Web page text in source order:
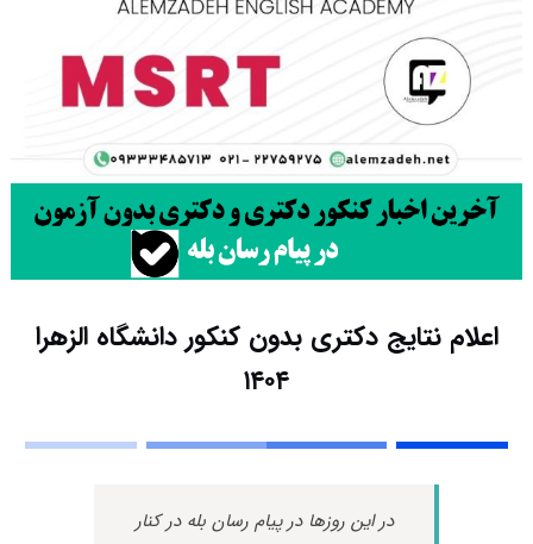
اعلام نتایج دکتری بدون کنکور دانشگاه الزهرا
۱۴۰۴
در این روزها در پیام رسان بله در کنار